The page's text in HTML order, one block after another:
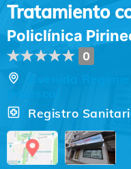
Tratamiento
Policlínica
0
Registro